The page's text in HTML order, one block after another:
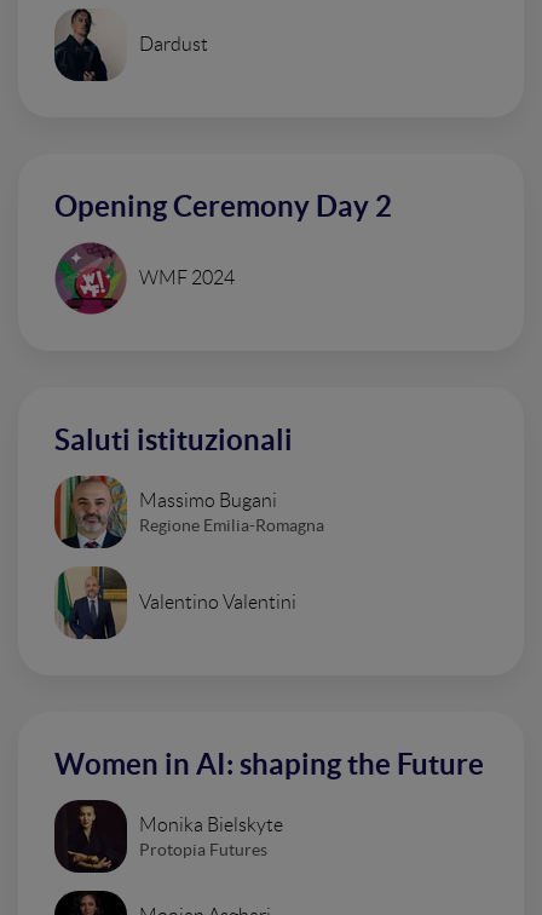
Dardust
Opening Ceremony Day 2
WMF 2024
Saluti istituzionali
Massimo Bugani
Regione Emilia-Romagna
Valentino Valentini
Women in AI: shaping the Future
Monika Bielskyte
Protopia Futures